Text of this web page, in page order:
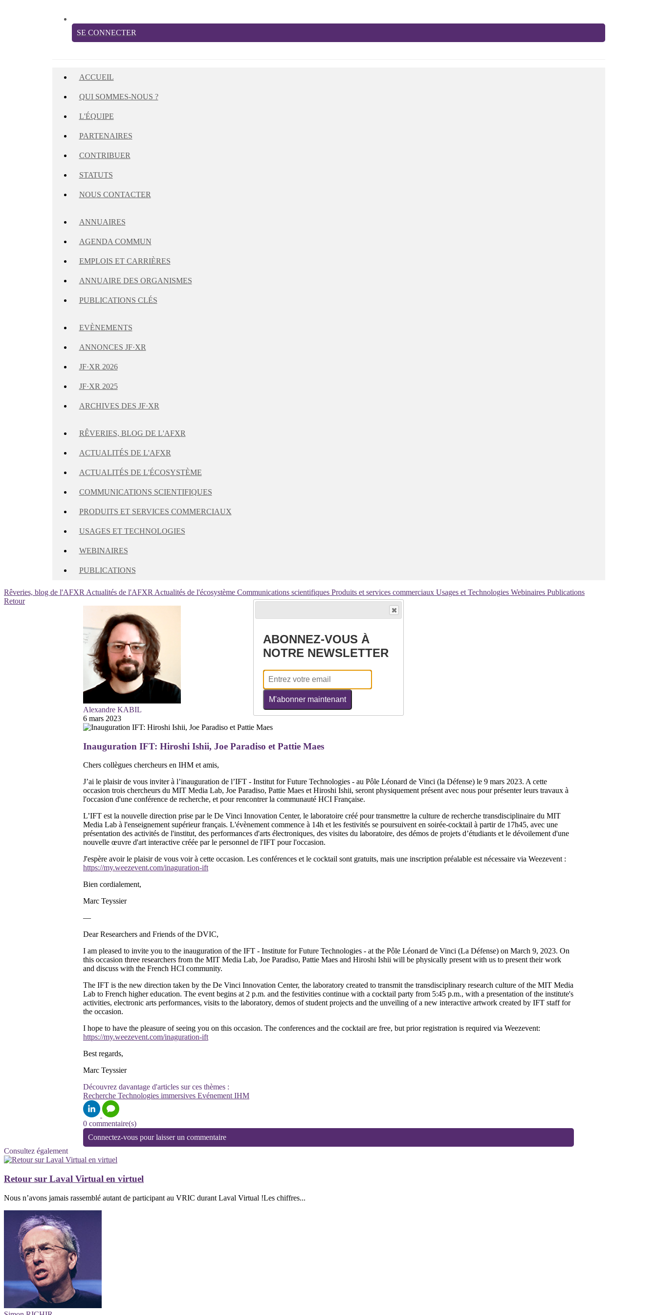
SE CONNECTER
ACCUEIL
QUI SOMMES-NOUS ?
L'ÉQUIPE
PARTENAIRES
CONTRIBUER
STATUTS
NOUS CONTACTER
ANNUAIRES
AGENDA COMMUN
EMPLOIS ET CARRIÈRES
ANNUAIRE DES ORGANISMES
PUBLICATIONS CLÉS
EVÈNEMENTS
ANNONCES JF·XR
JF·XR 2026
JF·XR 2025
ARCHIVES DES JF·XR
RÊVERIES, BLOG DE L'AFXR
ACTUALITÉS DE L'AFXR
ACTUALITÉS DE L'ÉCOSYSTÈME
COMMUNICATIONS SCIENTIFIQUES
PRODUITS ET SERVICES COMMERCIAUX
USAGES ET TECHNOLOGIES
WEBINAIRES
PUBLICATIONS
Rêveries, blog de l'AFXR Actualités de l'AFXR Actualités de l'écosystème Communications scientifiques Produits et services commerciaux Usages et Technologies Webinaires Publications
Retour
Alexandre KABIL
6 mars 2023
Inauguration IFT: Hiroshi Ishii, Joe Paradiso et Pattie Maes
Chers collègues chercheurs en IHM et amis,
J’ai le plaisir de vous inviter à l’inauguration de l’IFT - Institut for Future Technologies - au Pôle Léonard de Vinci (la Défense) le 9 mars 2023. A cette
occasion trois chercheurs du MIT Media Lab, Joe Paradiso, Pattie Maes et Hiroshi Ishii, seront physiquement présent avec nous pour présenter leurs travaux à
l'occasion d'une conférence de recherche, et pour rencontrer la communauté HCI Française.
L’IFT est la nouvelle direction prise par le De Vinci Innovation Center, le laboratoire créé pour transmettre la culture de recherche transdisciplinaire du MIT
Media Lab à l'enseignement supérieur français. L'évènement commence à 14h et les festivités se poursuivent en soirée-cocktail à partir de 17h45, avec une
présentation des activités de l'institut, des performances d'arts électroniques, des visites du laboratoire, des démos de projets d’étudiants et le dévoilement d'une
nouvelle œuvre d'art interactive créée par le personnel de l'IFT pour l'occasion.
J'espère avoir le plaisir de vous voir à cette occasion. Les conférences et le cocktail sont gratuits, mais une inscription préalable est nécessaire via Weezevent :
https://my.weezevent.com/inaguration-ift
Bien cordialement,
Marc Teyssier
—
Dear Researchers and Friends of the DVIC,
I am pleased to invite you to the inauguration of the IFT - Institute for Future Technologies - at the Pôle Léonard de Vinci (La Défense) on March 9, 2023. On
this occasion three researchers from the MIT Media Lab, Joe Paradiso, Pattie Maes and Hiroshi Ishii will be physically present with us to present their work
and discuss with the French HCI community.
The IFT is the new direction taken by the De Vinci Innovation Center, the laboratory created to transmit the transdisciplinary research culture of the MIT Media
Lab to French higher education. The event begins at 2 p.m. and the festivities continue with a cocktail party from 5:45 p.m., with a presentation of the institute's
activities, electronic arts performances, visits to the laboratory, demos of student projects and the unveiling of a new interactive artwork created by IFT staff for
the occasion.
I hope to have the pleasure of seeing you on this occasion. The conferences and the cocktail are free, but prior registration is required via Weezevent:
https://my.weezevent.com/inaguration-ift
Best regards,
Marc Teyssier
Découvrez davantage d'articles sur ces thèmes :
Recherche Technologies immersives EvénementIHM
0 commentaire(s)
Connectez-vous pour laisser un commentaire
Consultez également
Retour sur Laval Virtual en virtuel
Nous n’avons jamais rassemblé autant de participant au VRIC durant Laval Virtual !Les chiffres...
ABONNEZ-VOUS À
NOTRE NEWSLETTER
M'abonner maintenant